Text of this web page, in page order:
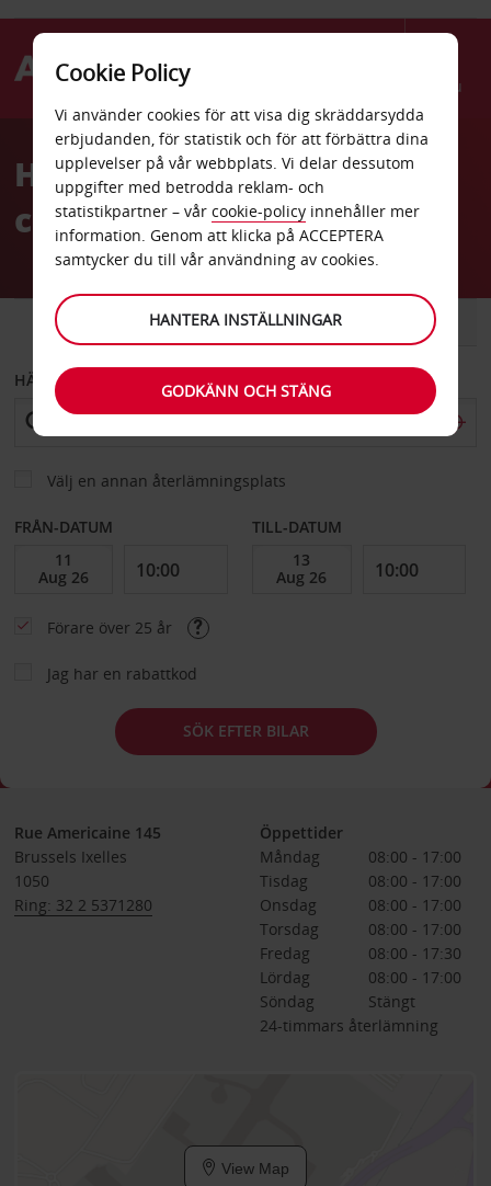
Menu
AvisHyrbil Bryssel Ixelles
centrum
SKÅPBIL
HÄMTA FRÅN
Välj en annan återlämningsplats
FRÅN-DATUM TILL-DATUM
Förare över 25 år
Jag har en rabattkod
SÖK EFTER BILAR
Rue Americaine 145
Brussels Ixelles
1050
Ring: 32 2 5371280
Öppettider
Måndag
08:00 - 17:00
Tisdag
08:00 - 17:00
Onsdag
08:00 - 17:00
Torsdag
08:00 - 17:00
Fredag
08:00 - 17:30
Lördag
08:00 - 17:00
Söndag
Stängt
24-timmars återlämning
View Map
Cookie Policy
Vi använder cookies för att visa dig skräddarsydda
erbjudanden, för statistik och för att förbättra dina
upplevelser på vår webbplats. Vi delar dessutom
uppgifter med betrodda reklam- och
statistikpartner – vår cookie-policy innehåller mer
information. Genom att klicka på ACCEPTERA
samtycker du till vår användning av cookies.
HANTERA INSTÄLLNINGAR
GODKÄNN OCH STÄNG